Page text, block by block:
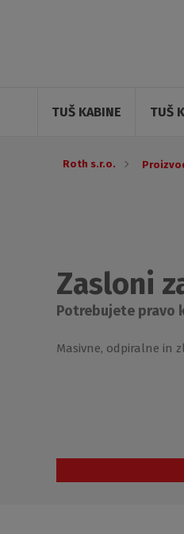
TUŠ KABINE TUŠ
Roth s.r.o.
Zasloni
Potrebujete pravo
Masivne, odpiralne in